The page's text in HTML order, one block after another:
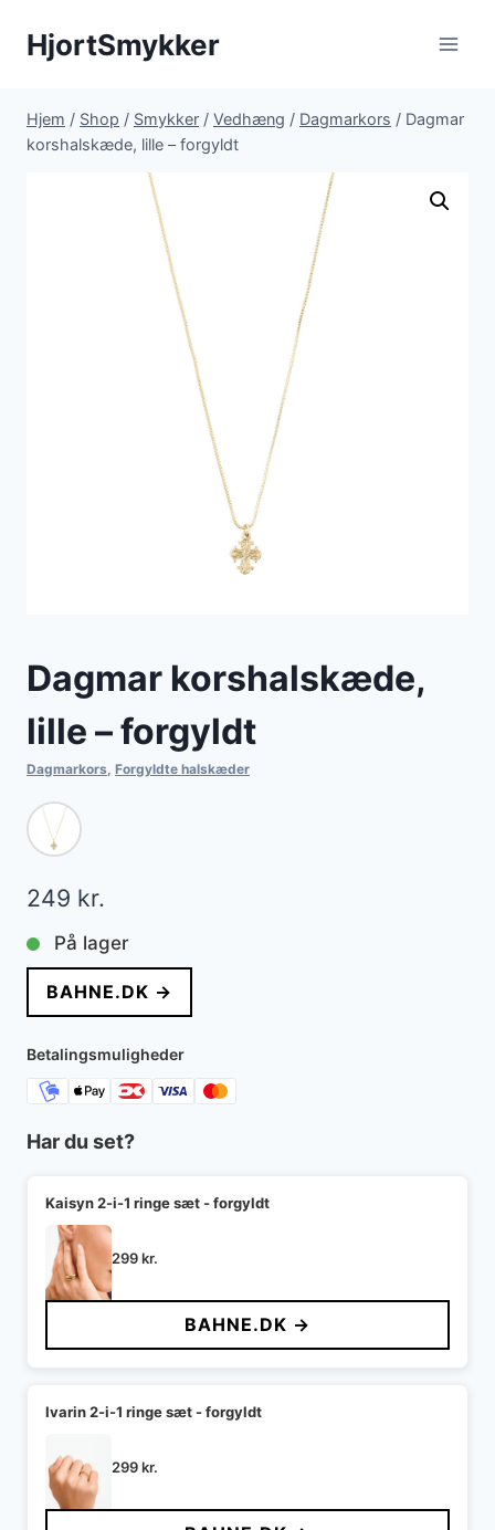
HjortSmykker
Hjem / Shop / Smykker / Vedhæng / Dagmarkors / Dagmar
korshalskæde, lille – forgyldt
Dagmar korshalskæde,
lille – forgyldt
Dagmarkors, Forgyldte halskæder
249 kr.
På lager
BAHNE.DK →
Betalingsmuligheder
Har du set?
Kaisyn 2-i-1 ringe sæt - forgyldt
299kr.
BAHNE.DK →
Ivarin 2-i-1 ringe sæt - forgyldt
299kr.